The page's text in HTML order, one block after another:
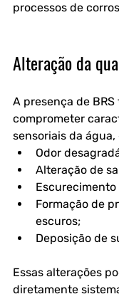
processos de
Alteração da
A presença de
comprometer
sensoriais da água,
Odor
Alteração de
Escurecimento
Formação de
escuros;
Deposição de
Essas alterações
diretamente